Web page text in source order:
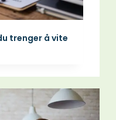
trenger å vite